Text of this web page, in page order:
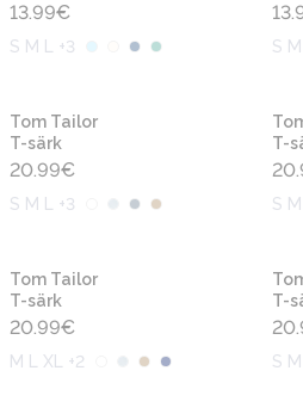
13.99€
S M L +3 S
Tom Tailor
T-särk
20.99€
S M L +3
T-
S
Tom Tailor
T-särk
20.99€
M L XL +2
T-
S